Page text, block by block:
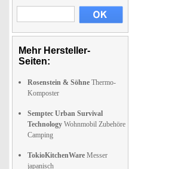
Mehr Hersteller-
Seiten:
Rosenstein & Söhne Thermo-
Komposter
Semptec Urban Survival
Technology Wohnmobil Zubehöre
Camping
TokioKitchenWare Messer
japanisch